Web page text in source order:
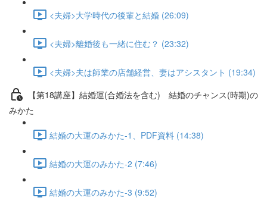
<夫婦>大学時代の後輩と結婚 (26:09)
<夫婦>離婚後も一緒に住む？ (23:32)
<夫婦>夫は師業の店舗経営、妻はアシスタント (19:34)
【第18講座】結婚運(合婚法を含む) 結婚のチャンス(時期)の
みかた
結婚の大運のみかた-1、PDF資料 (14:38)
結婚の大運のみかた-2 (7:46)
結婚の大運のみかた-3 (9:52)